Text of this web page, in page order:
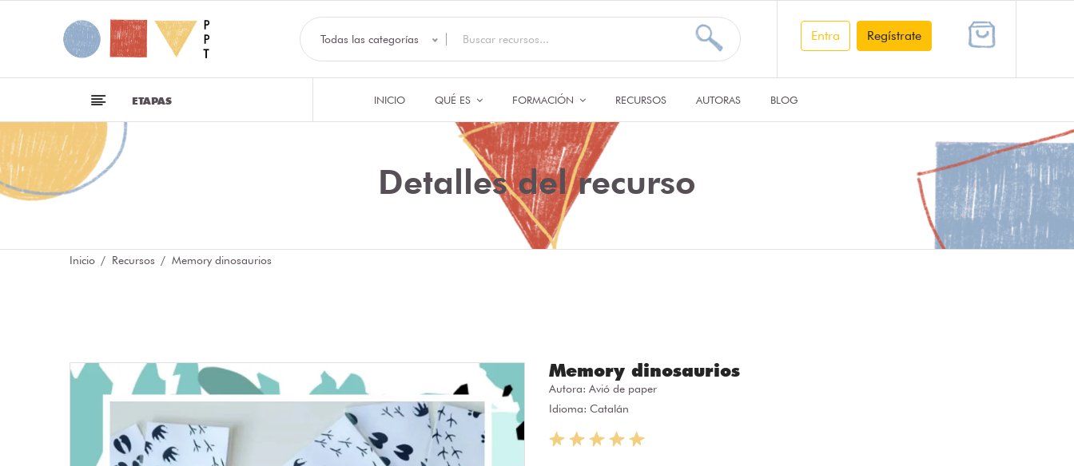
Todas las categorías Entra Regístrate
ETAPAS INICIO QUÉ ES FORMACIÓN RECURSOS AUTORAS BLOG
Detalles del recurso
Inicio Recursos Memory dinosaurios
Memory dinosaurios
Autora: Avió de paper
Idioma: Catalán